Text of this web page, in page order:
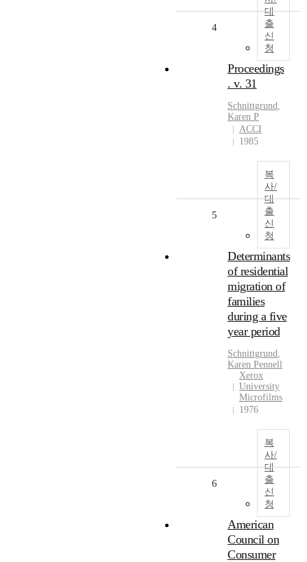
대
출
신
청
4
Proceedings
. v. 31
Schnittgrund,
Karen P
ACCI
1985
복
사/
대
출
신
청
5
Determinants
of residential
migration of
families
during a five
year period
Schnittgrund,
Karen Pennell
Xerox
University
Microfilms
1976
복
사/
대
출
신
청
6
American
Council on
Consumer